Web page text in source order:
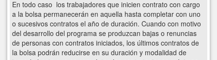
En todo caso los trabajadores que inicien contrato con cargo
a la bolsa permanecerán en aquella hasta completar con uno
o sucesivos contratos el año de duración. Cuando con motivo
del desarrollo del programa se produzcan bajas o renuncias
de personas con contratos iniciados, los últimos contratos de
la bolsa podrán reducirse en su duración y modalidad de